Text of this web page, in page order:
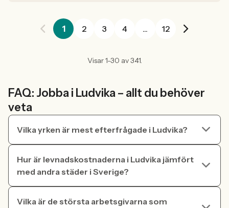
1 2 3 4 ... 12
Visar 1-30 av 341.
FAQ: Jobba i Ludvika – allt du behöver
veta
Vilka yrken är mest efterfrågade i Ludvika?
Hur är levnadskostnaderna i Ludvika jämfört
med andra städer i Sverige?
Vilka är de största arbetsgivarna som